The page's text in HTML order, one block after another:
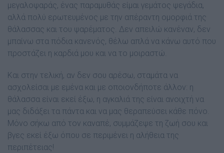
µεγαλοψαράς, ένας παραµυθάς είµαι γεµάτος ψεγάδια,
αλλά πολύ ερωτευµένος µε την απέραντη οµορφιά της
θάλασσας και του ψαρέµατος. ∆εν απειλώ κανέναν, δεν
µπαίνω στα πόδια κανενός, θέλω απλά να κάνω αυτό που
προστάζει η καρδιά µου και να το µοιραστώ.
Και στην τελική, αν δεν σου αρέσω, σταµάτα να
ασχολείσαι µε εµένα και µε οποιονδήποτε άλλον: η
θάλασσα είναι εκεί έξω, η αγκαλιά της είναι ανοιχτή να
µας διδάξει τα πάντα και να µας θεραπεύσει κάθε πόνο.
Μόνο σήκω από τον καναπέ, συµµάζεψε τη ζωή σου και
βγες εκεί έξω όπου σε περιµένει η αλήθεια της
περιπέτειας!